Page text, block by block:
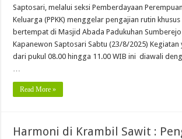
Saptosari, melalui seksi Pemberdayaan
Keluarga (PPKK) menggelar pengajian rutin
bertempat di Masjid Abada Padukuhan
Kapanewon Saptosari Sabtu (23/8/2025)
dari pukul 08.00 hingga 11.00 WIB ini diawali
…
Read More »
Harmoni di Krambil Sawit :